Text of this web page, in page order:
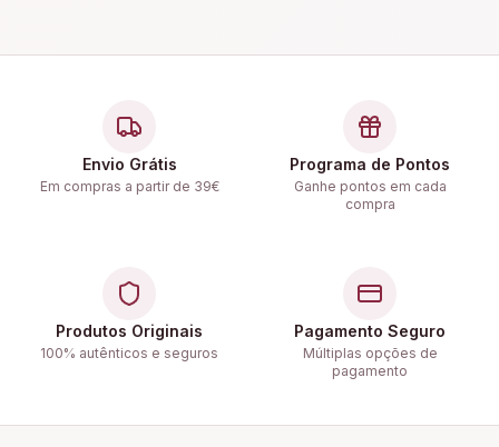
Envio Grátis
Em compras a partir de 39€
Programa de Pontos
Ganhe pontos em cada
compra
Produtos Originais
100% autênticos e seguros
Pagamento Seguro
Múltiplas opções de
pagamento